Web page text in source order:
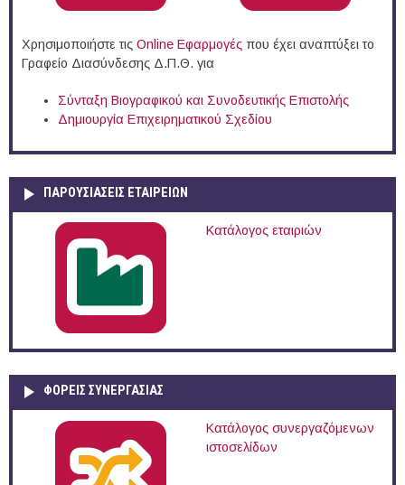
Χρησιμοποιήστε τις Online Eφαρμογές που έχει αναπτύξει το
Γραφείο Διασύνδεσης Δ.Π.Θ. για
Σύνταξη Βιογραφικού και Συνοδευτικής Επιστολής
Δημιουργία Επιχειρηματικού Σχεδίου
ΠΑΡΟΥΣΙΆΣΕΙΣ ΕΤΑΙΡΕΙΏΝ
Κατάλογος εταιριών
ΦΟΡΕΙΣ ΣΥΝΕΡΓΑΣΙΑΣ
Κατάλογος συνεργαζόμενων
ιστοσελίδων